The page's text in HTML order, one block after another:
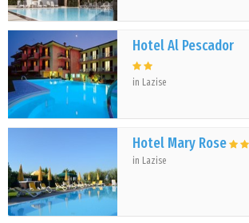
Hotel Al Pescador
in Lazise
Hotel Mary Rose
in Lazise